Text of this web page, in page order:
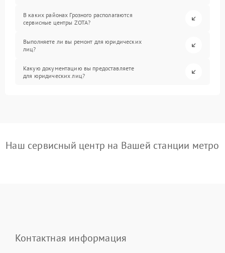
В каких районах Грозного располагаются
сервисные центры ZOTA?
Выполняете ли вы ремонт для юридических
лиц?
Какую документацию вы предоставляете
для юридических лиц?
Наш сервисный центр на Вашей станции метро
Контактная информация